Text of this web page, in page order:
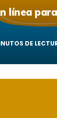
línea
DE